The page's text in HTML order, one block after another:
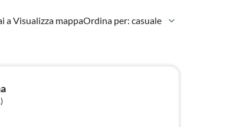
a Visualizza mappaOrdina per: casuale